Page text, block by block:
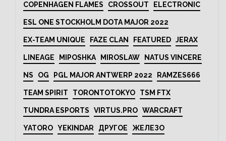
COPENHAGEN FLAMES CROSSOUT ELECTRONIC
ESL ONE STOCKHOLM DOTA MAJOR 2022
EX-TEAM UNIQUE FAZE CLAN FEATURED JERAX
LINEAGE MIPOSHKA MIROSLAW NATUS VINCERE
NS OG PGL MAJOR ANTWERP 2022 RAMZES666
TEAM SPIRIT TORONTOTOKYO TSM FTX
TUNDRA ESPORTS VIRTUS.PRO WARCRAFT
YATORO YEKINDAR ДРУГОЕ ЖЕЛЕЗО